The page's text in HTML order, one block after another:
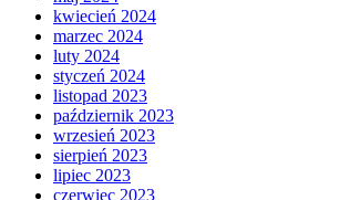
kwiecień 2024
marzec 2024
luty 2024
styczeń 2024
listopad 2023
październik 2023
wrzesień 2023
sierpień 2023
lipiec 2023
czerwiec 2023